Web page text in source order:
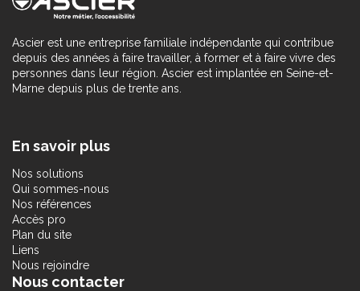
Ascier est une entreprise familiale indépendante qui contribue
depuis des années à faire travailler, à former et à faire vivre des
personnes dans leur région. Ascier est implantée en Seine-et-
Marne depuis plus de trente ans.
En savoir plus
Nos solutions
Qui sommes-nous
Nos références
Accès pro
Plan du site
Liens
Nous rejoindre
Nous contacter